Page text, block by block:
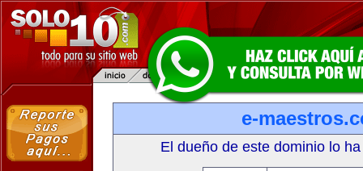
e-
El dueño de este dominio lo